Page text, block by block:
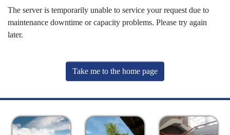
The server is temporarily unable to service your request due to
maintenance downtime or capacity problems. Please try again
later.
Take me to the home page